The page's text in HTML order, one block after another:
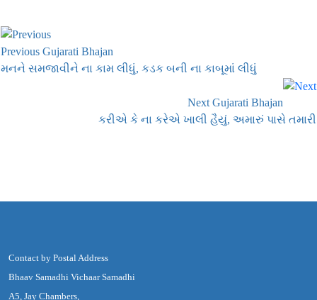
Previous Gujarati Bhajan
મનને સમજાવીને ના કામ લીધું, કડક બની ના કાબૂમાં લીધું
Next Gujarati Bhajan
કરીએ કે ના કરેએ ખાલી હૈયું, અમારું પાસે તમારી
Contact by Postal Address
Bhaav Samadhi Vichaar Samadhi
A5, Jay Chambers,